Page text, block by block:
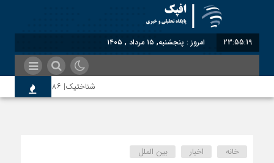
23:55:20 امروز : پنجشنبه, ۱۵ مرداد , ۱۴۰۵
شناختیک| ۸۶ درصد مهاجران حامی ایران در جنگ؛ ۷۵ درصد مهاجران دولت چهاردهم را خیرخواه خود نمی‌دانند
خانه اخبار بین الملل